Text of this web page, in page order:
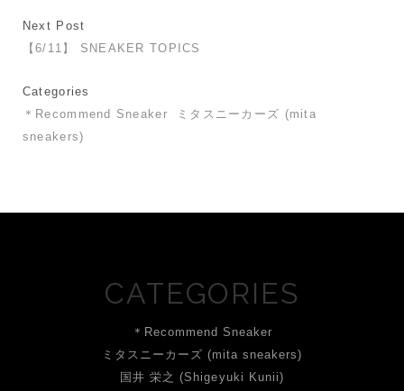
Next Post
【6/11】 SNEAKER TOPICS
Categories
＊Recommend Sneaker
ミタスニーカーズ (mita
sneakers)
CATEGORIES
＊Recommend Sneaker
ミタスニーカーズ (mita sneakers)
国井 栄之 (Shigeyuki Kunii)